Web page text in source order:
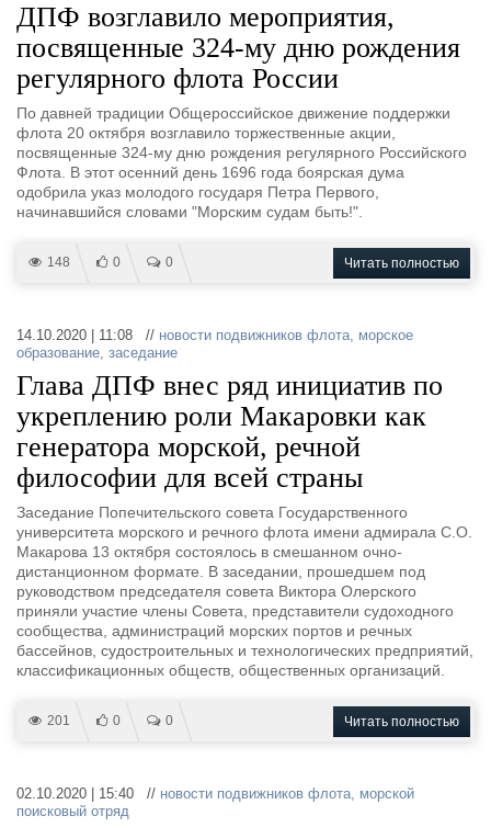
ДПФ возглавило мероприятия,
посвященные 324-му дню рождения
регулярного флота России
По давней традиции Общероссийское движение поддержки
флота 20 октября возглавило торжественные акции,
посвященные 324-му дню рождения регулярного Российского
Флота. В этот осенний день 1696 года боярская дума
одобрила указ молодого государя Петра Первого,
начинавшийся словами "Морским судам быть!".
148 0 0 Читать полностью
14.10.2020 | 11:08 // новости подвижников флота, морское
образование, заседание
Глава ДПФ внес ряд инициатив по
укреплению роли Макаровки как
генератора морской, речной
философии для всей страны
Заседание Попечительского совета Государственного
университета морского и речного флота имени адмирала С.О.
Макарова 13 октября состоялось в смешанном очно-
дистанционном формате. В заседании, прошедшем под
руководством председателя совета Виктора Олерского
приняли участие члены Совета, представители судоходного
сообщества, администраций морских портов и речных
бассейнов, судостроительных и технологических предприятий,
классификационных обществ, общественных организаций.
201 0 0 Читать полностью
02.10.2020 | 15:40 // новости подвижников флота, морской
поисковый отряд